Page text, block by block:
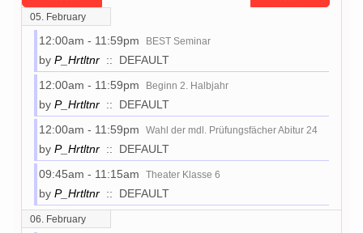
05. February
12:00am - 11:59pm BEST Seminar
by P_Hrtltnr :: DEFAULT
12:00am - 11:59pm
Beginn 2. Halbjahr
by P_Hrtltnr :: DEFAULT
12:00am - 11:59pmWahl der mdl. Prüfungsfächer Abitur 24
by P_Hrtltnr :: DEFAULT
09:45am - 11:15amTheater Klasse 6
by P_Hrtltnr :: DEFAULT
06. February